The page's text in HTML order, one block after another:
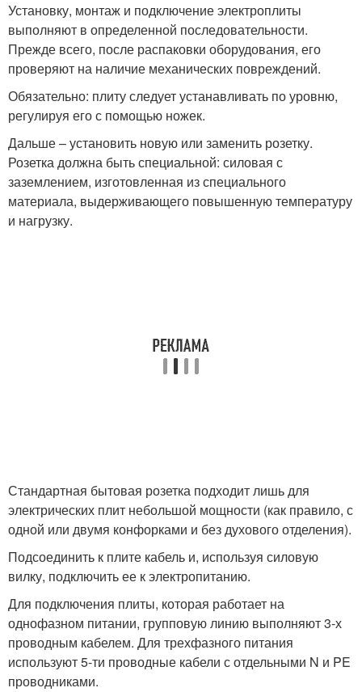
Установку, монтаж и подключение электроплиты
выполняют в определенной последовательности.
Прежде всего, после распаковки оборудования, его
проверяют на наличие механических повреждений.
Обязательно: плиту следует устанавливать по уровню,
регулируя его с помощью ножек.
Дальше – установить новую или заменить розетку.
Розетка должна быть специальной: силовая с
заземлением, изготовленная из специального
материала, выдерживающего повышенную температуру
и нагрузку.
Стандартная бытовая розетка подходит лишь для
электрических плит небольшой мощности (как правило, с
одной или двумя конфорками и без духового отделения).
Подсоединить к плите кабель и, используя силовую
вилку, подключить ее к электропитанию.
Для подключения плиты, которая работает на
однофазном питании, групповую линию выполняют 3-х
проводным кабелем. Для трехфазного питания
используют 5-ти проводные кабели с отдельными N и PE
проводниками.